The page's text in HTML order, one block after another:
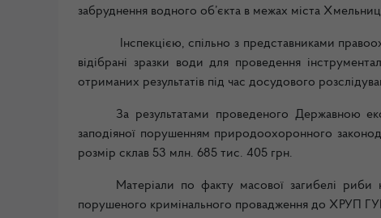
забруднення водного об’єкта в межах міста
Інспекцією, спільно з представниками
відібрані зразки води для проведення
отриманих результатів під час досудового
За результатами проведеного Державною
заподіяної порушенням природоохоронного
розмір склав 53 млн. 685 тис. 405 грн.
Матеріали по факту масової загибелі
порушеного кримінального провадження до ХРУП